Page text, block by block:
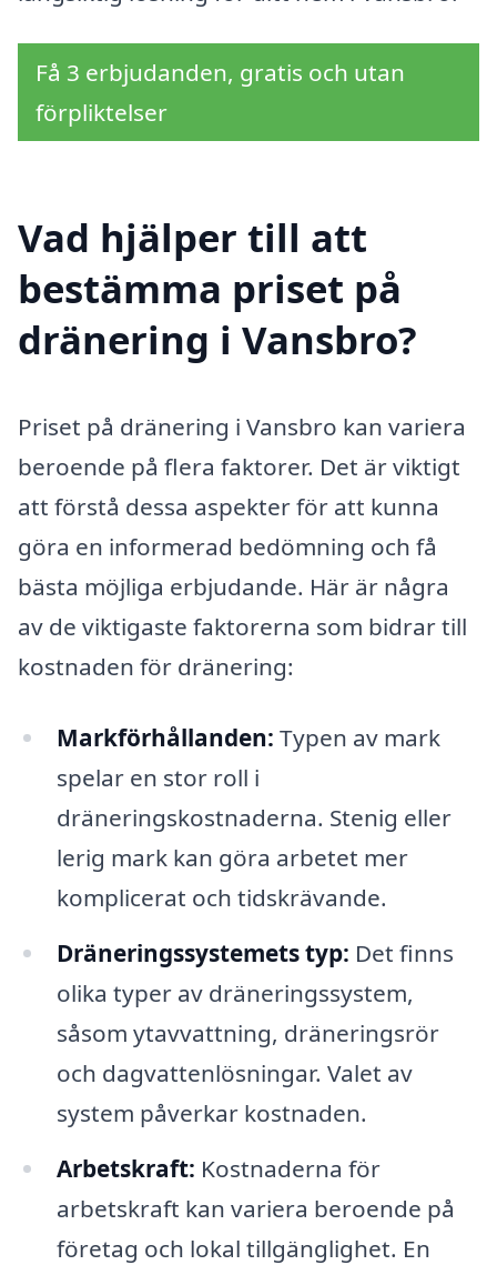
Få 3 erbjudanden, gratis och utan
förpliktelser
Vad hjälper till att
bestämma priset på
dränering i Vansbro?
Priset på dränering i Vansbro kan variera
beroende på flera faktorer. Det är viktigt
att förstå dessa aspekter för att kunna
göra en informerad bedömning och få
bästa möjliga erbjudande. Här är några
av de viktigaste faktorerna som bidrar till
kostnaden för dränering:
Markförhållanden: Typen av mark
spelar en stor roll i
dräneringskostnaderna. Stenig eller
lerig mark kan göra arbetet mer
komplicerat och tidskrävande.
Dräneringssystemets typ: Det finns
olika typer av dräneringssystem,
såsom ytavvattning, dräneringsrör
och dagvattenlösningar. Valet av
system påverkar kostnaden.
Arbetskraft: Kostnaderna för
arbetskraft kan variera beroende på
företag och lokal tillgänglighet. En